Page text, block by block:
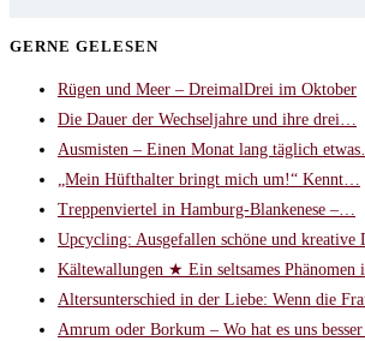
GERNE GELESEN
Rügen und Meer – DreimalDrei im Oktober
Die Dauer der Wechseljahre und ihre drei…
Ausmisten – Einen Monat lang täglich
„Mein Hüfthalter bringt mich um!“ Kennt…
Treppenviertel in Hamburg-Blankenese –…
Upcycling: Ausgefallen schöne und
Kältewallungen ★ Ein seltsames Phänomen
Altersunterschied in der Liebe: Wenn die
Amrum oder Borkum – Wo hat es uns